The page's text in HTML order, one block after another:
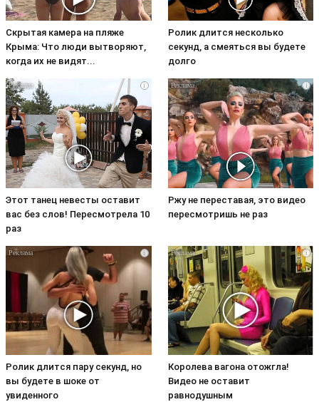
Скрытая камера на пляже
Крыма: Что люди вытворяют,
когда их не видят...
Ролик длится несколько
секунд, а смеяться вы будете
долго
i
Этот танец невесты оставит
вас без слов! Пересмотрела 10
раз
i
Ржу не переставая, это видео
пересмотришь не раз
i
Ролик длится пару секунд, но
вы будете в шоке от
увиденного
i
Королева вагона отожгла!
Видео не оставит
равнодушным